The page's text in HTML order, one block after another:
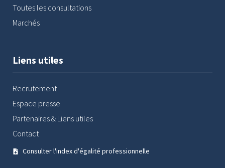
Toutes les consultations
Marchés
Liens utiles
Recrutement
Espace presse
Partenaires & Liens utiles
Contact
Consulter l'index d'égalité professionnelle